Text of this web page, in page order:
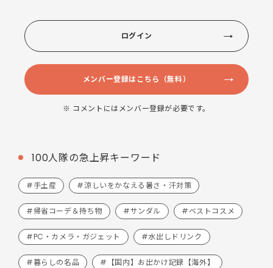
ログイン
メンバー登録はこちら（無料）
※ コメントにはメンバー登録が必要です。
100人隊の急上昇キーワード
#手土産 #涼しいをかなえる暑さ・汗対策
#帰省コーデ＆持ち物 #サンダル #ベストコスメ
#PC・カメラ・ガジェット #水出しドリンク
#暮らしの名品 #【国内】お出かけ記録【海外】